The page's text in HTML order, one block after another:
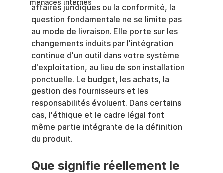
menaces internes
affaires juridiques ou la conformité, la
question fondamentale ne se limite pas
au mode de livraison. Elle porte sur les
changements induits par l'intégration
continue d'un outil dans votre système
d'exploitation, au lieu de son installation
ponctuelle. Le budget, les achats, la
gestion des fournisseurs et les
responsabilités évoluent. Dans certains
cas, l'éthique et le cadre légal font
même partie intégrante de la définition
du produit.
Que signifie réellement le